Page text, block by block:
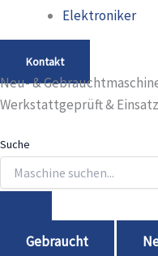
Elektroniker
Kontakt
Neu- &
Werkstattgeprüft &
Suche
Gebraucht